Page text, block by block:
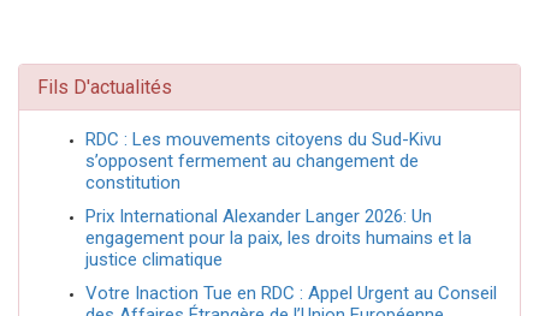
Fils D'actualités
RDC : Les mouvements citoyens du Sud-Kivu
s’opposent fermement au changement de
constitution
Prix International Alexander Langer 2026: Un
engagement pour la paix, les droits humains et la
justice climatique
Votre Inaction Tue en RDC : Appel Urgent au Conseil